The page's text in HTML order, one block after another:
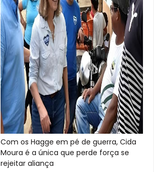
Com os Hagge em pé de guerra, Cida
Moura é a única que perde força se
rejeitar aliança